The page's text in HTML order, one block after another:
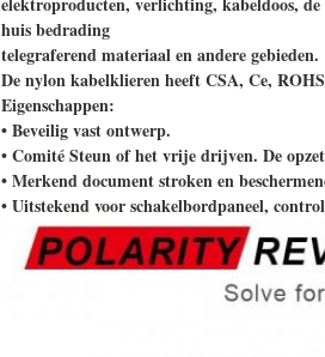
huis bedrading
telegraferend materiaal en andere gebieden.
De nylon kabelklieren heeft CSA, Ce,
Eigenschappen:
• Beveilig vast ontwerp.
• Comité Steun of het vrije drijven. De
• Merkend document stroken en
• Uitstekend voor schakelbordpaneel,